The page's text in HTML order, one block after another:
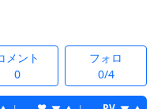
メント
0
フォロ
0/4